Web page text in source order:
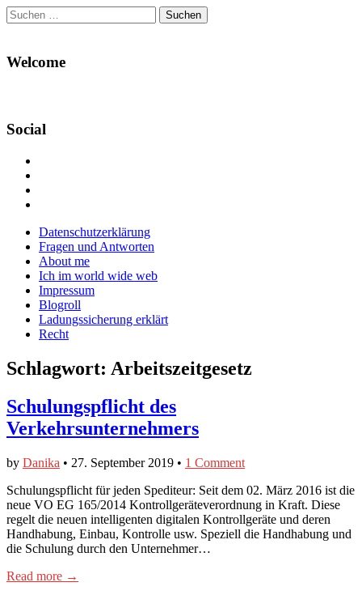
Suchen
nach:
Welcome
Social
Facebook
anzeigen
Twitter
anzeigen
auf
Instagram
anzeigen
Main
menu
Skip
content
Datenschutzerklärung
Fragen und Antworten
About me
Ich im world wide web
Impressum
Blogroll
Ladungssicherung erklärt
Recht
Schlagwort: Arbeitszeitgesetz
Schulungspflicht des
Verkehrsunternehmers
by Danika • 27. September 2019 • 1 Comment
Schulungspflicht für jeden Spediteur: Seit dem 02. März 2016 ist die
neue VO EG 165/2014 Kontrollgeräteverordnung in Kraft. Diese
regelt die neuen intelligenten digitalen Kontrollgeräte und deren
Handhabung, Einbau, Kontrolle usw. Speziell die Handhabung und
die Schulung durch den Unternehmer…
Read more →